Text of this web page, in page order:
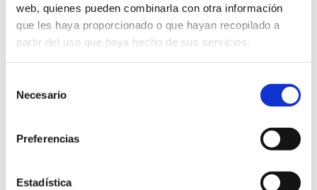
web, quienes pueden combinarla con otra información
que les haya proporcionado o que hayan recopilado a
partir del uso que haya hecho de sus servicios.
Necesario
Preferencias
Estadística
Serà sobrepintura conductora de l’electricitat
i Arduino . Aprendrem què és una placa
Arduino, quins usos té i construirem un circuit
fent servir pintura conductora de l’electricitat
electricitat que genera el nostre cos.